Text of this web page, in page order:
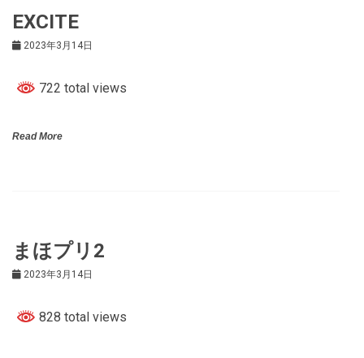
EXCITE
2023年3月14日
722 total views
Read More
まほプリ2
2023年3月14日
828 total views